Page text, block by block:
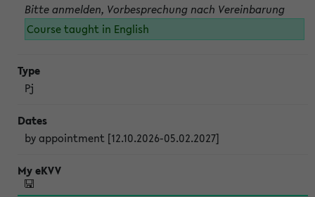
Bitte anmelden, Vorbesprechung nach Vereinbarung
Course taught in English
Pj
by appointment [12.10.2026-05.02.2027]